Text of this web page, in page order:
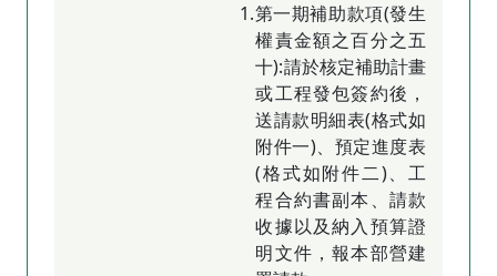
1.第一期補助款項(發生
權責金額之百分之五
十):請於核定補助計畫
或工程發包簽約後，
送請款明細表(格式如
附件一)、預定進度表
(格式如附件二)、工
程合約書副本、請款
收據以及納入預算證
明文件，報本部營建